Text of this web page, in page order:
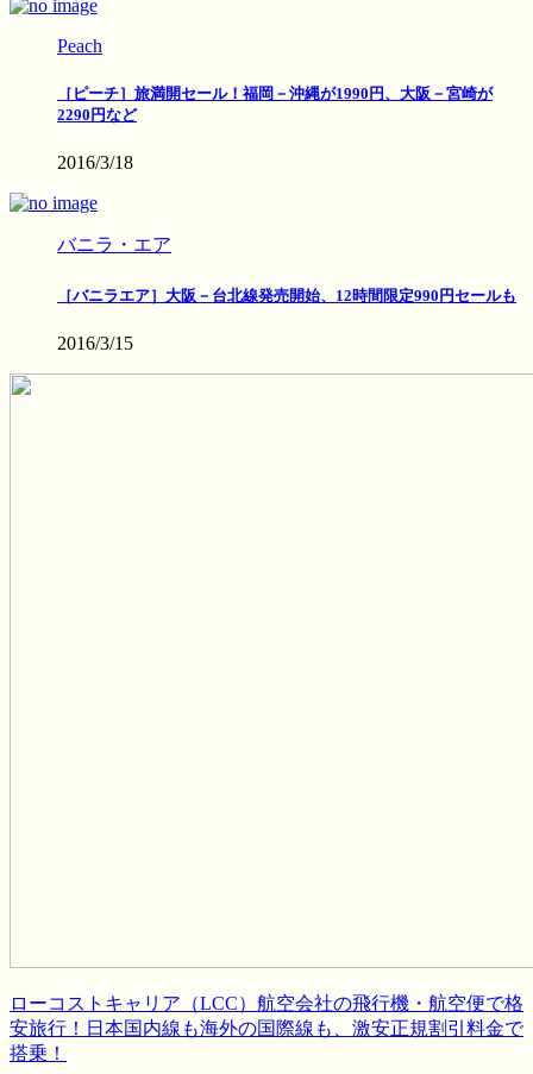
Peach
［ピーチ］旅満開セール！福岡－沖縄が1990円、大阪－宮崎が
2290円など
2016/3/18
バニラ・エア
［バニラエア］大阪－台北線発売開始、12時間限定990円セールも
2016/3/15
ローコストキャリア（LCC）航空会社の飛行機・航空便で格
安旅行！日本国内線も海外の国際線も、激安正規割引料金で
搭乗！